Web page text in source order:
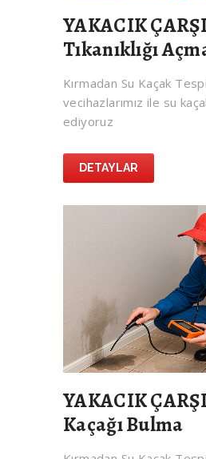
YAKACIK
Tıkanıklığı
Kırmadan Su Kaçak
vecihazlarımız ile su
ediyoruz
DETAYLAR
YAKACIK
Kaçağı Bulma